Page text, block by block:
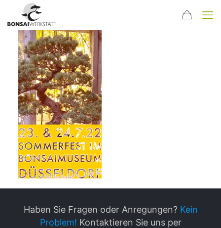
Haben Sie Fragen oder Anregungen? Kein
Problem! Kontaktieren Sie uns per